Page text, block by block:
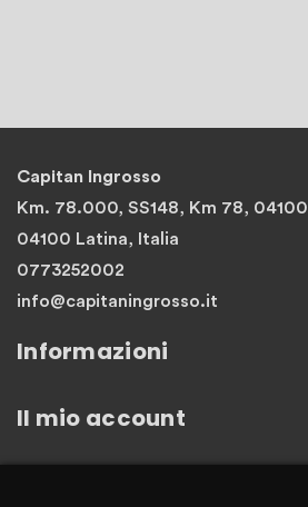
Capitan Ingrosso
Km. 78.000, SS148, Km 78, 04100
04100 Latina, Italia
0773252002
info@capitaningrosso.it
Informazioni
Il mio account